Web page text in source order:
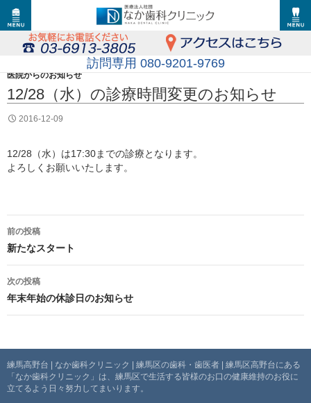
訪問専用 080-9201-9769
医院からのお知らせ
12/28（水）の診療時間変更のお知らせ
2016-12-09
12/28（水）は17:30までの診療となります。
よろしくお願いいたします。
投
稿
ナ
ビ
ー
シ
前の投稿
新たなスタート
次の投稿
年末年始の休診日のお知らせ
練馬高野台 | なか歯科クリニック | 練馬区の歯科・歯医者 | 練馬区高野台にある
「なか歯科クリニック」は、練馬区で生活する皆様のお口の健康維持のお役に
立てるよう日々努力してまいります。